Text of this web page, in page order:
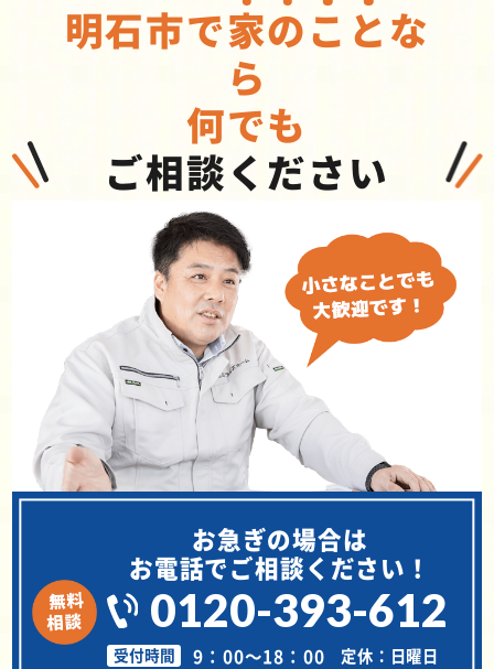
明石市で家のこ とな
ら
何でも
ご相談ください
お急ぎの場合は
お電話でご相談ください！
0120-393-612
受付時間 9：00～18：00 定休：日曜日